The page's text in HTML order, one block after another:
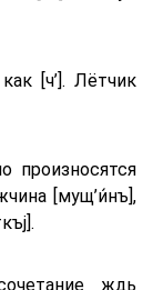
[ч’]. Лётчик
произносятся
[мущ’и́нъ],
ждь